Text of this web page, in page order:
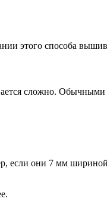
этого способа
сложно.
если они 7 мм